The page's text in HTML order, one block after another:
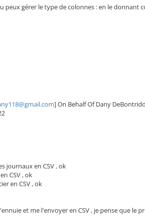
peux gérer le type de colonnes : en le
] On Behalf Of Dany
journaux en CSV , ok
CSV , ok
en CSV , ok
et me l'envoyer en CSV , je pense que le